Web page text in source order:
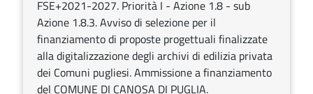
FSE+2021-2027. Priorità I - Azione 1.8 - sub
Azione 1.8.3. Avviso di selezione per il
finanziamento di proposte progettuali finalizzate
alla digitalizzazione degli archivi di edilizia privata
dei Comuni pugliesi. Ammissione a finanziamento
del COMUNE DI CANOSA DI PUGLIA.